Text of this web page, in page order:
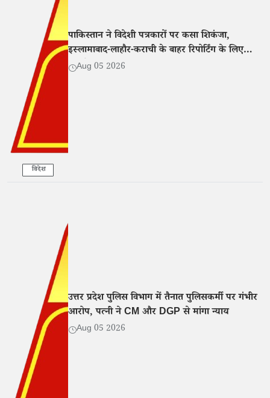
विदेश
पाकिस्तान ने विदेशी पत्रकारों पर कसा शिकंजा,
इस्लामाबाद-लाहौर-कराची के बाहर रिपोर्टिंग के लिए
एनओसी अनिवार्य
Aug 05 2026
उत्तर प्रदेश पुलिस विभाग में तैनात पुलिसकर्मी पर गंभीर
आरोप, पत्नी ने CM और DGP से मांगा न्याय
Aug 05 2026